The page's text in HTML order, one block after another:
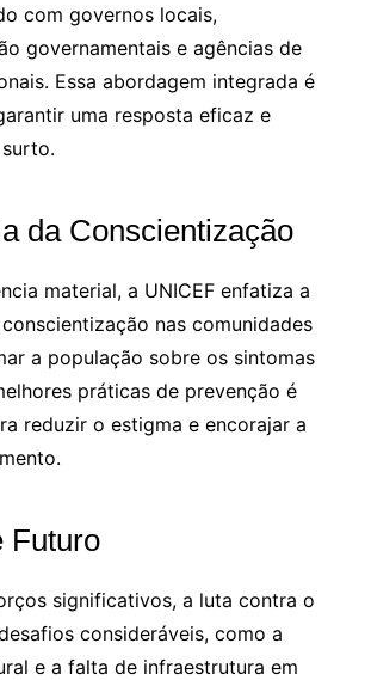
com governos locais,
governamentais e agências de
Essa abordagem integrada é
uma resposta eficaz e
da Conscientização
material, a UNICEF enfatiza a
nas comunidades
a população sobre os sintomas
práticas de prevenção é
reduzir o estigma e encorajar a
Futuro
significativos, a luta contra o
consideráveis, como a
e a falta de infraestrutura em